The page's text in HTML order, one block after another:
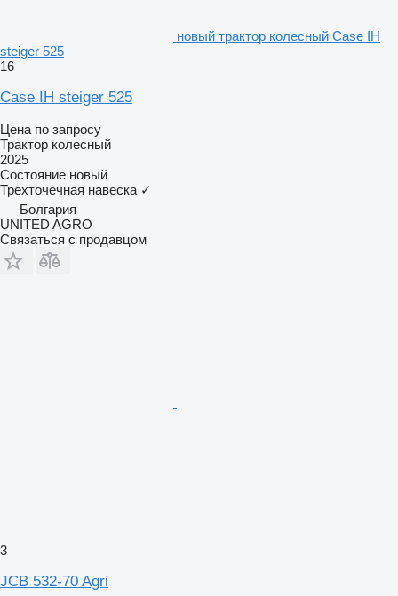
новый трактор колесный Case IH
steiger 525
16
Case IH steiger 525
Цена по запросу
Трактор колесный
2025
Состояние новый
Трехточечная навеска ✓
Болгария
UNITED AGRO
Связаться с продавцом
3
JCB 532-70 Agri